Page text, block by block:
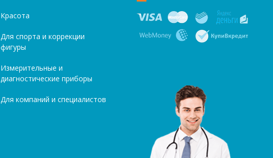
Красота
Для спорта и коррекции
фигуры
Измерительные и
диагностические приборы
Для компаний и специалистов